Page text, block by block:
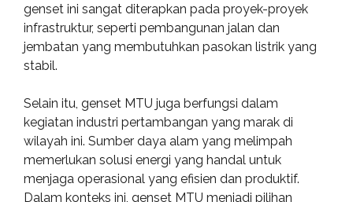
genset ini sangat diterapkan pada proyek-proyek
infrastruktur, seperti pembangunan jalan dan
jembatan yang membutuhkan pasokan listrik yang
stabil.
Selain itu, genset MTU juga berfungsi dalam
kegiatan industri pertambangan yang marak di
wilayah ini. Sumber daya alam yang melimpah
memerlukan solusi energi yang handal untuk
menjaga operasional yang efisien dan produktif.
Dalam konteks ini, genset MTU menjadi pilihan